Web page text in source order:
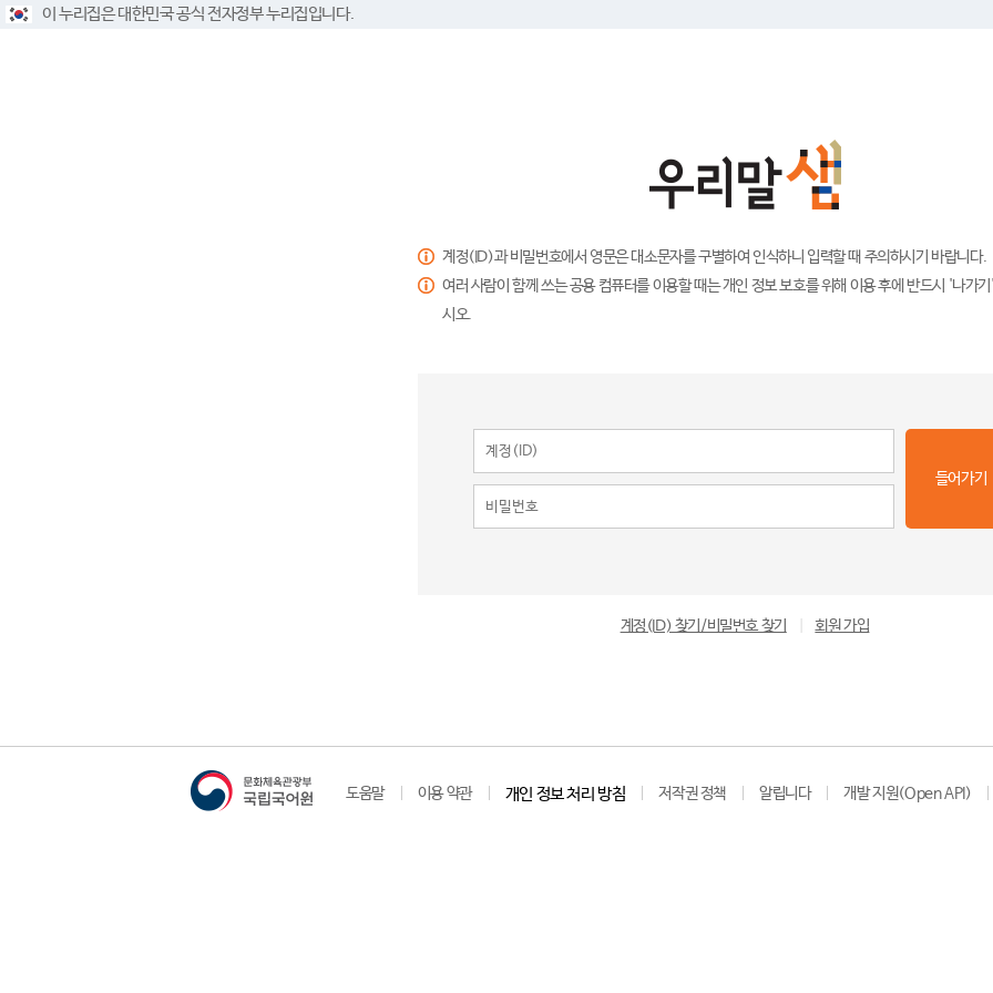
이 누리집은 대한민국 공식 전자정부 누리집입니다.
계정(ID)과 비밀번호에서 영문은 대소문자를 구별하여 인식하니 입력할 때 주의하시기 바랍니다.
여러 사람이 함께 쓰는 공용 컴퓨터를 이용할 때는 개인 정보 보호를 위해 이용 후에 반드시 '나가
시오.
들어가기
계정(ID) 찾기/비밀번호 찾기 회원 가입
도움말 이용 약관 개인 정보 처리 방침 저작권 정책 알립니다 개발 지원(Open API)